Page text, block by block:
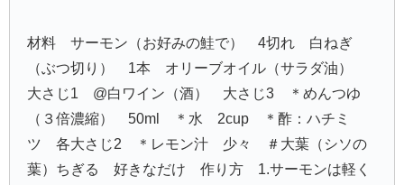
材料 サーモン（お好みの鮭で） 4切れ 白ねぎ
（ぶつ切り） 1本 オリーブオイル（サラダ油）
大さじ1 @白ワイン（酒） 大さじ3 ＊めんつゆ
（３倍濃縮） 50ml ＊水 2cup ＊酢：ハチミ
ツ 各大さじ2 ＊レモン汁 少々 ＃大葉（シソの
葉）ちぎる 好きなだけ 作り方 1.サーモンは軽く